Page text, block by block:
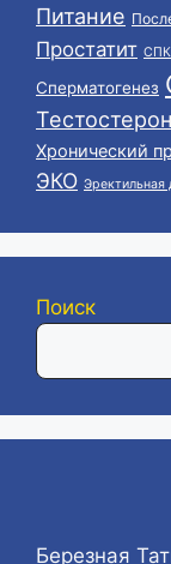
Питание
Простатит
Сперматогенез
Тестостерон
Хронический
ЭКО Эректильная
Поиск
Березная